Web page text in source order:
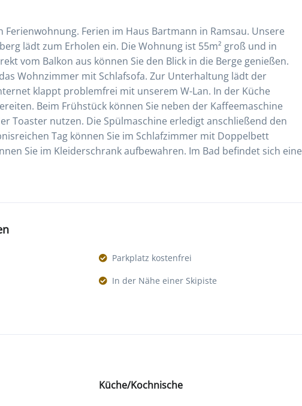
Ferien im Haus Bartmann in Ramsau. Unsere
lädt zum Erholen ein. Die Wohnung ist 55m² groß und in
vom Balkon aus können Sie den Blick in die Berge genießen.
Wohnzimmer mit Schlafsofa. Zur Unterhaltung lädt der
klappt problemfrei mit unserem W-Lan. In der Küche
Beim Frühstück können Sie neben der Kaffeemaschine
Toaster nutzen. Die Spülmaschine erledigt anschließend den
Tag können Sie im Schlafzimmer mit Doppelbett
Sie im Kleiderschrank aufbewahren. Im Bad befindet sich eine
Parkplatz kostenfrei
In der Nähe einer Skipiste
Küche/Kochnische